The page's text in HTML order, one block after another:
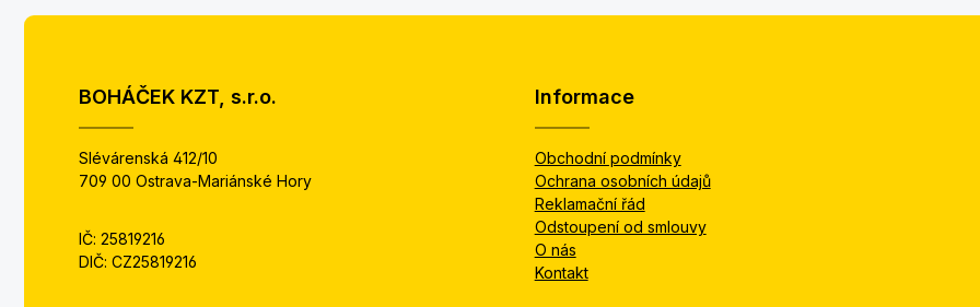
BOHÁČEK KZT, s.r.o.
Slévárenská 412/10
709 00 Ostrava-Mariánské Hory
IČ: 25819216
DIČ: CZ25819216
Informace
Obchodní podmínky
Ochrana osobních údajů
Reklamační řád
Odstoupení od smlouvy
O nás
Kontakt